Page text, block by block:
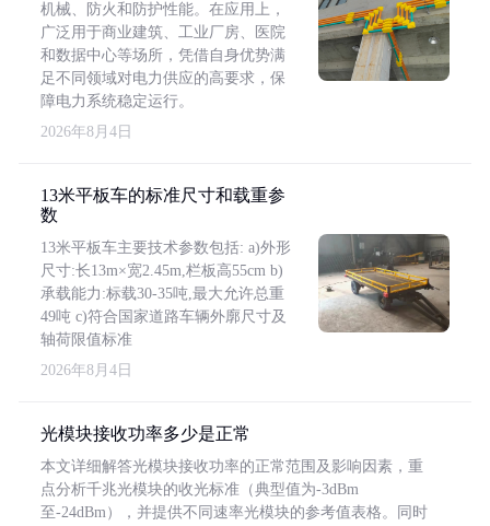
机械、防火和防护性能。在应用上，
广泛用于商业建筑、工业厂房、医院
和数据中心等场所，凭借自身优势满
足不同领域对电力供应的高要求，保
障电力系统稳定运行。
2026年8月4日
13米平板车的标准尺寸和载重参
数
13米平板车主要技术参数包括: a)外形
尺寸:长13m×宽2.45m,栏板高55cm b)
承载能力:标载30-35吨,最大允许总重
49吨 c)符合国家道路车辆外廓尺寸及
轴荷限值标准
2026年8月4日
光模块接收功率多少是正常
本文详细解答光模块接收功率的正常范围及影响因素，重
点分析千兆光模块的收光标准（典型值为-3dBm
至-24dBm），并提供不同速率光模块的参考值表格。同时